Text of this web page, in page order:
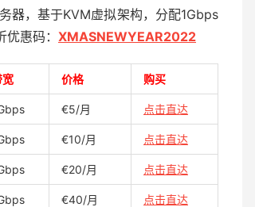
器，基于KVM虚拟架构，分配1Gbps
惠码： XMASNEWYEAR2022
宽 价格 购买
€5/月 点击直达
€10/月 点击直达
€20/月 点击直达
€40/月 点击直达